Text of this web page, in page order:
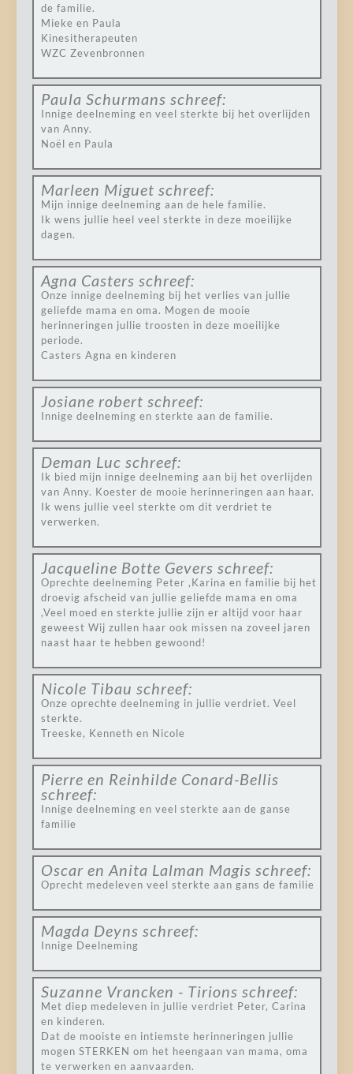
de familie.
Mieke en Paula
Kinesitherapeuten
WZC Zevenbronnen
Paula Schurmans schreef:
Innige deelneming en veel sterkte bij het overlijden
van Anny.
Noël en Paula
Marleen Miguet schreef:
Mijn innige deelneming aan de hele familie.
Ik wens jullie heel veel sterkte in deze moeilijke
dagen.
Agna Casters schreef:
Onze innige deelneming bij het verlies van jullie
geliefde mama en oma. Mogen de mooie
herinneringen jullie troosten in deze moeilijke
periode.
Casters Agna en kinderen
Josiane robert schreef:
Innige deelneming en sterkte aan de familie.
Deman Luc schreef:
Ik bied mijn innige deelneming aan bij het overlijden
van Anny. Koester de mooie herinneringen aan haar.
Ik wens jullie veel sterkte om dit verdriet te
verwerken.
Jacqueline Botte Gevers schreef:
Oprechte deelneming Peter ,Karina en familie bij het
droevig afscheid van jullie geliefde mama en oma
,Veel moed en sterkte jullie zijn er altijd voor haar
geweest Wij zullen haar ook missen na zoveel jaren
naast haar te hebben gewoond!
Nicole Tibau schreef:
Onze oprechte deelneming in jullie verdriet. Veel
sterkte.
Treeske, Kenneth en Nicole
Pierre en Reinhilde Conard-Bellis
schreef:
Innige deelneming en veel sterkte aan de ganse
familie
Oscar en Anita Lalman Magis schreef:
Oprecht medeleven veel sterkte aan gans de familie
Magda Deyns schreef:
Innige Deelneming
Suzanne Vrancken - Tirions schreef:
Met diep medeleven in jullie verdriet Peter, Carina
en kinderen.
Dat de mooiste en intiemste herinneringen jullie
mogen STERKEN om het heengaan van mama, oma
te verwerken en aanvaarden.